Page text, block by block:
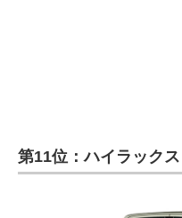
電子設計の基本と応用
エネルギーの専門メディア
第11位：ハイラックス